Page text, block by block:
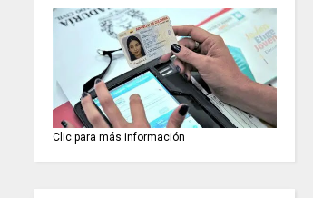
Clic para más información